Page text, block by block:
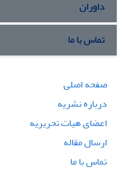
داوران
تماس با ما
صفحه اصلی
درباره نشریه
اعضای هیات تحریریه
ارسال مقاله
تماس با ما